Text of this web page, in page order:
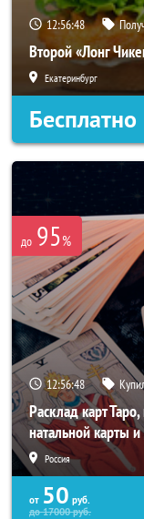
12:56:44
Второй «Лонг
Екатеринбург
Бесплатно
до 95%
12:56:44
Расклад карт
натальной карты
Россия
от 50 руб.
до17000руб.